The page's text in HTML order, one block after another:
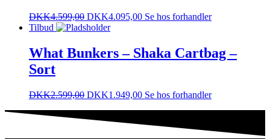
DKK4.599,00 DKK4.095,00 Se hos forhandler
Tilbud
What Bunkers – Shaka Cartbag –
Sort
DKK2.599,00 DKK1.949,00 Se hos forhandler